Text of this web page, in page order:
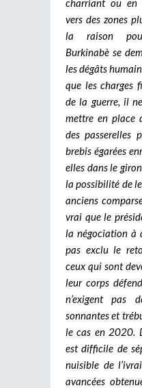
vers des zones
la raison
Burkinabè se
les dégâts
que les charges
de la guerre, il
mettre en place
des passerelles
brebis égarées
elles dans le
la possibilité de
anciens
vrai que le
la négociation à
pas exclu le
ceux qui sont
leur corps
n’exigent pas
sonnantes et
le cas en 2020.
est difficile de
nuisible de
avancées